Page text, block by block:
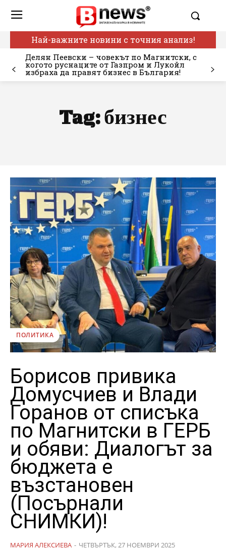
Най-важните новини с точния анализ!
Делян Пеевски – човекът по Магнитски, с
когото руснаците от Газпром и Лукойл
избраха да правят бизнес в България!
Tag:бизнес
ПОЛИТИКА
Борисов привика
Домусчиев и Влади
Горанов от списъка
по Магнитски в ГЕРБ
и обяви: Диалогът за
бюджета е
възстановен
(Посърнали
СНИМКИ)!
МАРИЯ АЛЕКСИЕВА - ЧЕТВЪРТЪК, 27 НОЕМВРИ 2025